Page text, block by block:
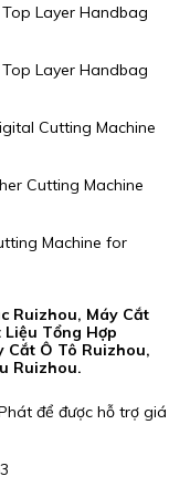
Layer Handbag
Layer Handbag
Cutting Machine
Cutting Machine
Machine for
Ruizhou, Máy Cắt
Tổng Hợp
Cắt Ô Tô Ruizhou,
Ruizhou.
để được hỗ trợ giá